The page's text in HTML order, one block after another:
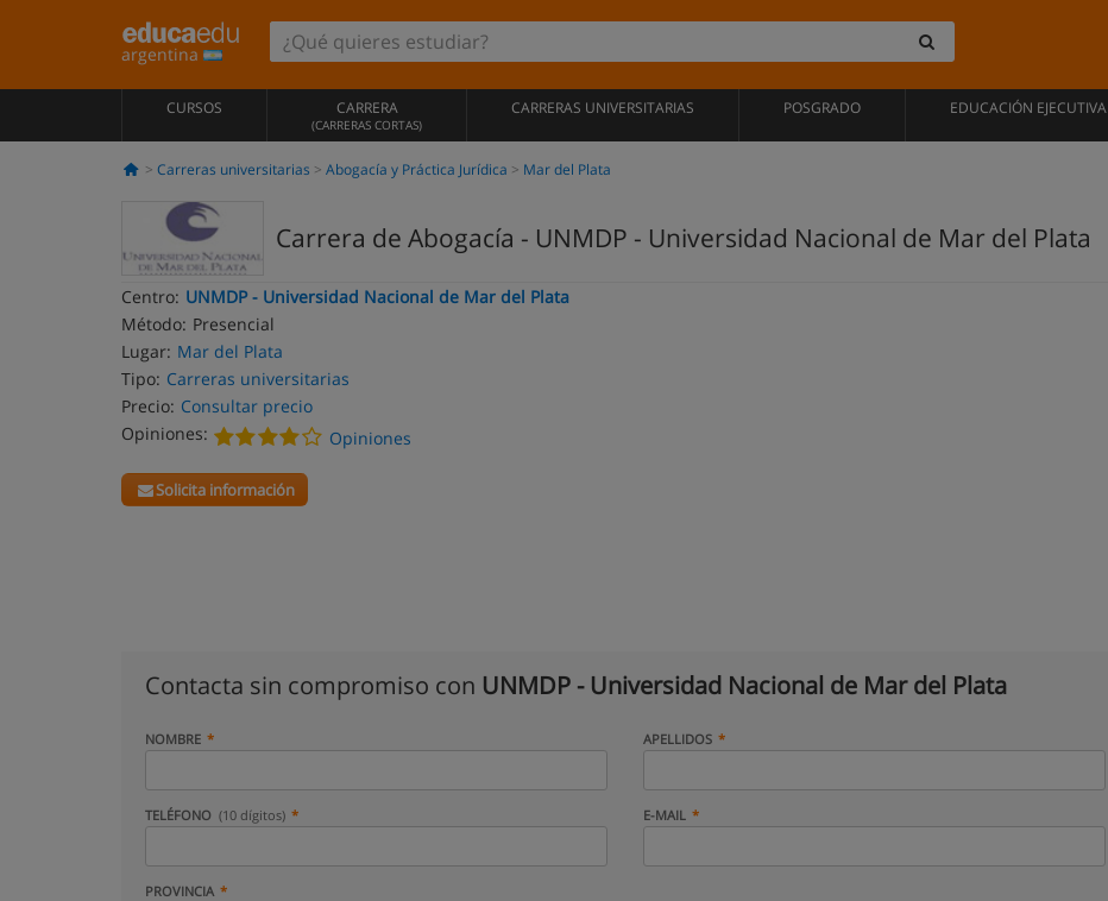
argentina
CURSOS CARRERA
(CARRERAS CORTAS)
CARRERAS UNIVERSITARIAS POSGRADO EDUCACIÓN EJECUTIVA
Carreras universitarias Abogacía y Práctica Jurídica Mar del Plata
Carrera de Abogacía - UNMDP - Universidad Nacional de Mar del Plata
Centro: UNMDP - Universidad Nacional de Mar del Plata
Método: Presencial
Lugar: Mar del Plata
Tipo: Carreras universitarias
Precio: Consultar precio
Opiniones:
Opiniones
Solicita información
Contacta sin compromiso con UNMDP - Universidad Nacional de Mar del Plata
NOMBRE APELLIDOS
TELÉFONO (10 dígitos) E-MAIL
PROVINCIA